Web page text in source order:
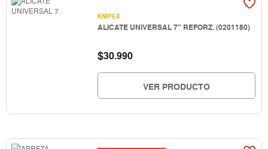
KNIPEX
ALICATE UNIVERSAL 7" REFORZ. (0201180)
$30.990
VER PRODUCTO